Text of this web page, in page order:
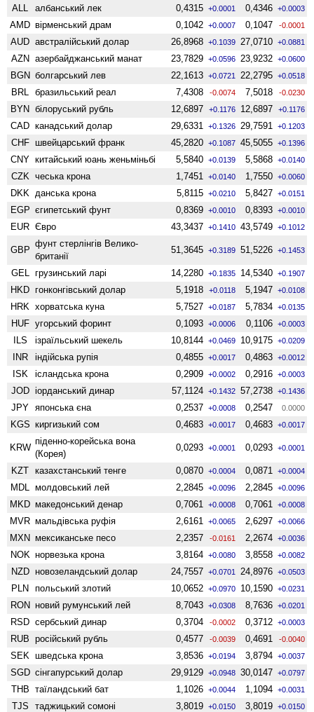
ALL албанський лек 0,4315 +0.0001 0,4346 +0.0003
AMD вiрменський драм 0,1042 +0.0007 0,1047 -0.0001
AUD австралійський долар 26,8968 +0.1039 27,0710 +0.0881
AZN азербайджанський манат 23,7829 +0.0596 23,9232 +0.0600
BGN болгарський лев 22,1613 +0.0721 22,2795 +0.0518
BRL бразильський реал 7,4308 -0.0074 7,5018 -0.0230
BYN білоруський рубль 12,6897 +0.1176 12,6897 +0.1176
CAD канадський долар 29,6331 +0.1326 29,7591 +0.1203
CHF швейцарський франк 45,2820 +0.1087 45,5055 +0.1396
CNY китайський юань женьмiньбi 5,5840 +0.0139 5,5868 +0.0140
CZK чеська крона 1,7451 +0.0140 1,7550 +0.0060
DKK данська крона 5,8115 +0.0210 5,8427 +0.0151
EGP єгипетський фунт 0,8369 +0.0010 0,8393 +0.0010
EUR Євро 43,3437 +0.1410 43,5749 +0.1012
GBP
фунт стерлінгів Велико­
британії
51,3645 +0.3189 51,5226 +0.1453
GEL грузинський ларі 14,2280 +0.1835 14,5340 +0.1907
HKD гонконгівський долар 5,1918 +0.0118 5,1947 +0.0108
HRK хорватська куна 5,7527 +0.0187 5,7834 +0.0135
HUF угорський форинт 0,1093 +0.0006 0,1106 +0.0003
ILS ізраїльський шекель 10,8144 +0.0469 10,9175 +0.0209
INR індійська рупія 0,4855 +0.0017 0,4863 +0.0012
ISK ісландська крона 0,2909 +0.0002 0,2916 +0.0003
JOD іорданський динар 57,1124 +0.1432 57,2738 +0.1436
JPY японська єна 0,2537 +0.0008 0,2547 0.0000
KGS киргизький сом 0,4683 +0.0017 0,4683 +0.0017
KRW
піденно-корейська вона
(Корея)
0,0293 +0.0001 0,0293 +0.0001
KZT казахстанський тенге 0,0870 +0.0004 0,0871 +0.0004
MDL молдовський лей 2,2845 +0.0096 2,2845 +0.0096
MKD македонський денар 0,7061 +0.0008 0,7061 +0.0008
MVR мальдівська руфія 2,6161 +0.0065 2,6297 +0.0066
MXN мексиканське песо 2,2357 -0.0161 2,2674 +0.0036
NOK норвезька крона 3,8164 +0.0080 3,8558 +0.0082
NZD ново­зеландський долар 24,7557 +0.0701 24,8976 +0.0503
PLN польський злотий 10,0652 +0.0970 10,1590 +0.0231
RON новий румунський лей 8,7043 +0.0308 8,7636 +0.0201
RSD сербський динар 0,3704 -0.0002 0,3712 +0.0003
RUB російський рубль 0,4577 -0.0039 0,4691 -0.0040
SEK шведська крона 3,8536 +0.0194 3,8794 +0.0037
SGD сінгапурський долар 29,9129 +0.0948 30,0147 +0.0797
THB таїландський бат 1,1026 +0.0044 1,1094 +0.0031
TJS таджицький сомоні 3,8019 +0.0150 3,8019 +0.0150